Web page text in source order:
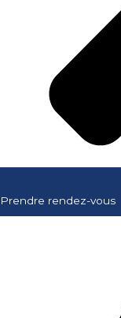
Prendre rendez-vous